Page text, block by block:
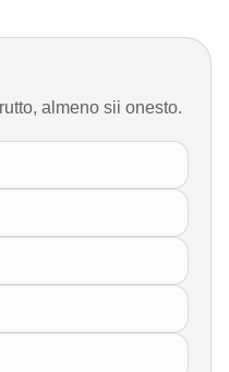
almeno sii onesto.